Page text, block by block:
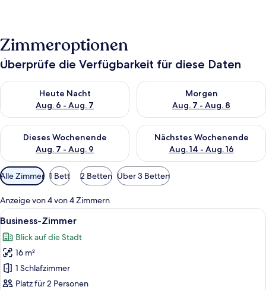
Zimmeroptionen
Überprüfe die Verfügbarkeit für diese Daten
Heute Nacht
Aug. 6 - Aug. 7
Überprüfe die Verfügbarkeit für heute Nacht, Aug. 6 - Aug. 7.
Morgen
Aug. 7 - Aug. 8
Überprüfe die Verfügbarkeit
Dieses Wochenende
Aug. 7 - Aug. 9
Überprüfe die Verfügbarkeit für dieses Wochenende, Aug. 7
Nächstes Wochenende
Aug. 14 - Aug. 16
Überprüfe die Verfügbarkeit
Verfügbare
Filter
für
Zimmer
Alle Zimmer 1 Bett 2 Betten Über 3 Betten
Anzeige von 4 von 4 Zimmern
Alle
Fotos
für
Business-
Zimmer
anzeigen
Ein Hotelzimmer mit einem großen
5
Business-Zimmer
Blick auf die Stadt
16 m²
1 Schlafzimmer
Platz für 2 Personen